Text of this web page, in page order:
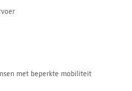
met beperkte mobiliteit